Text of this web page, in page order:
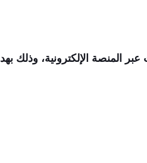
المنصة الإلكترونية، وذلك